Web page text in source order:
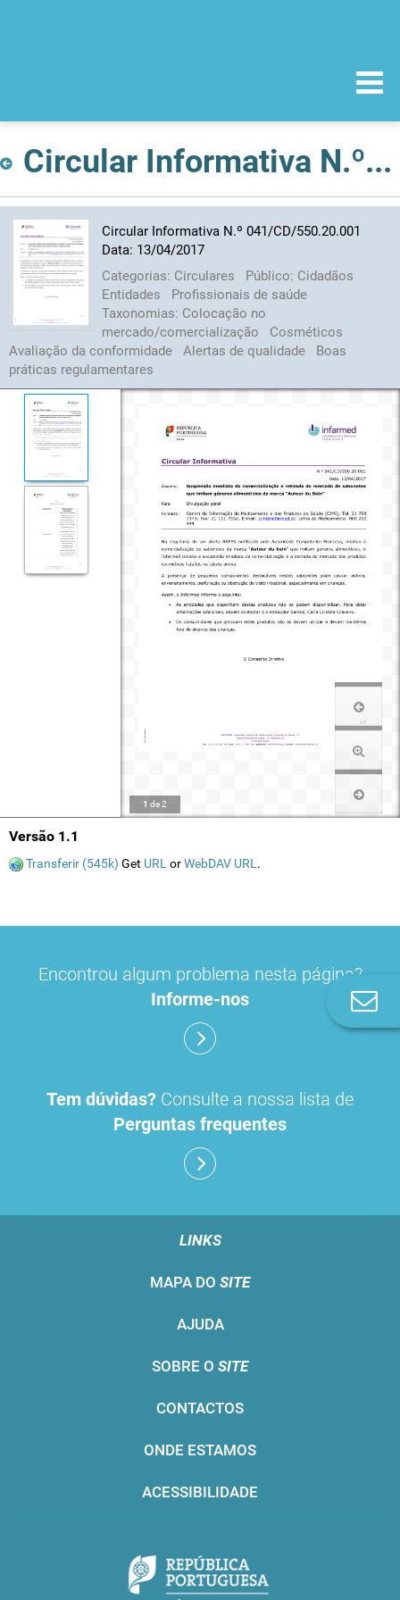
Circular Informativa N.º 041/CD/550.20.001 Data: 13/04/2017
Circular Informativa N.º 041/CD/550.20.001
Data: 13/04/2017
Categorias: Circulares Público: Cidadãos
Entidades
Profissionais de saúde
Taxonomias: Colocação no
mercado/comercialização
Cosméticos
Avaliação da conformidade
Alertas de qualidade
Boas
práticas regulamentares
1 de2
Versão 1.1
Transferir (545k) Get URL orWebDAV URL .
Encontrou algum problema nesta página?
Informe-nos
Tem dúvidas? Consulte a nossa lista de
Perguntas frequentes
LINKS
MAPA DO SITE
AJUDA
SOBRE O SITE
CONTACTOS
ONDE ESTAMOS
ACESSIBILIDADE